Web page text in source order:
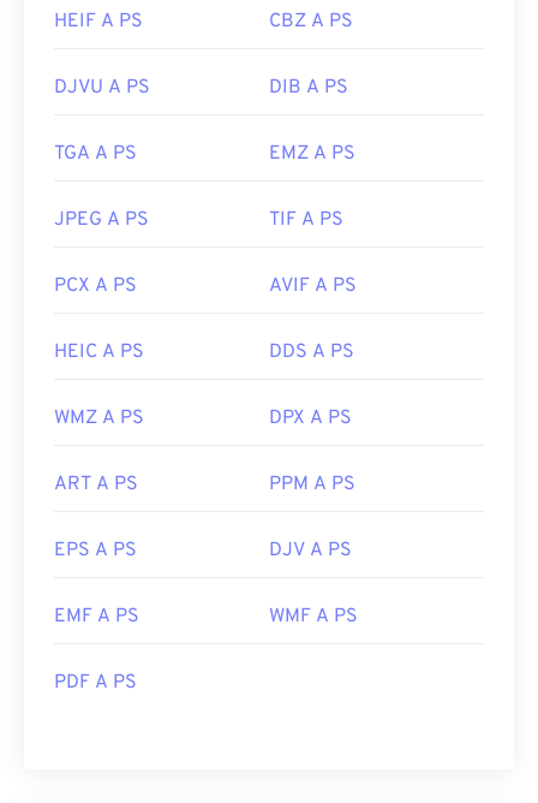
HEIF A PS CBZ A PS
DJVU A PS DIB A PS
TGA A PS EMZ A PS
JPEG A PS TIF A PS
PCX A PS AVIF A PS
HEIC A PS DDS A PS
WMZ A PS DPX A PS
ART A PS PPM A PS
EPS A PS DJV A PS
EMF A PS WMF A PS
PDF A PS